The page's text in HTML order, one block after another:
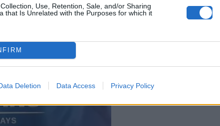
Use, Retention, Sale, and/or Sharing
that Is Unrelated with the Purposes for which it
Deletion Data Access Privacy Policy